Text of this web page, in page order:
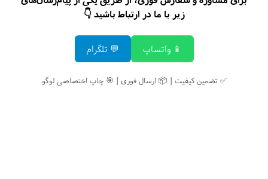
زیر با ما در ارتباط باشید 👇
📱 واتساپ 💬 تلگرام
✅ تضمین کیفیت | 📦 ارسال فوری | 🎯 چاپ اختصاصی لوگو